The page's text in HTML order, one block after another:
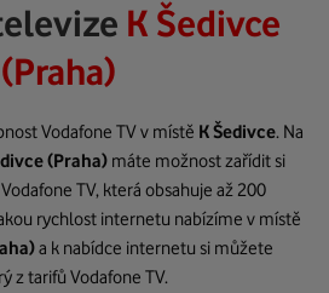
K Šedivce
(Praha)
Vodafone TV v místě K Šedivce. Na
(Praha) máte možnost zařídit si
TV, která obsahuje až 200
rychlost internetu nabízíme v místě
a k nabídce internetu si můžete
z tarifů Vodafone TV.